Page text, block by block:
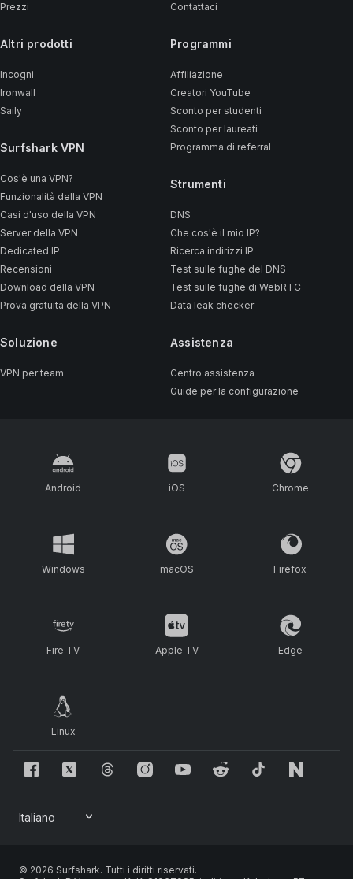
Prezzi
Altri prodotti
Incogni
Ironwall
Saily
Surfshark VPN
Cos'è una VPN?
Funzionalità della VPN
Casi d'uso della VPN
Server della VPN
Dedicated IP
Recensioni
Download della VPN
Prova gratuita della VPN
Soluzione
VPN per team
Contattaci
Programmi
Affiliazione
Creatori YouTube
Sconto per studenti
Sconto per laureati
Programma di referral
Strumenti
DNS
Che cos'è il mio IP?
Ricerca indirizzi IP
Test sulle fughe del DNS
Test sulle fughe di WebRTC
Data leak checker
Assistenza
Centro assistenza
Guide per la configurazione
Android iOS Chrome
Windows macOS Firefox
Fire TV Apple TV Edge
Linux
© 2026 Surfshark. Tutti i diritti riservati.